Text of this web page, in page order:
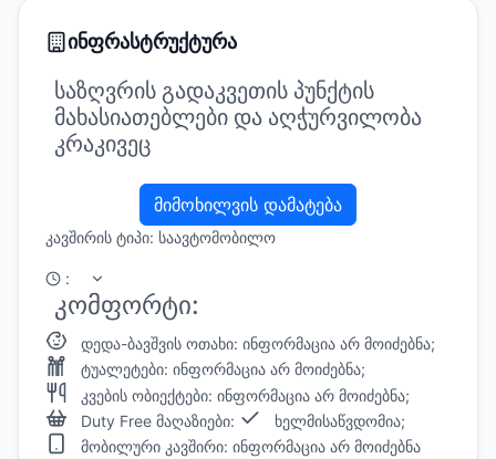
ინფრასტრუქტურა
საზღვრის გადაკვეთის პუნქტის
მახასიათებლები და აღჭურვილობა
კრაკივეც
მიმოხილვის დამატება
კავშირის ტიპი: საავტომობილო
:
კომფორტი:
დედა-ბავშვის ოთახი: ინფორმაცია არ მოიძებნა;
ტუალეტები: ინფორმაცია არ მოიძებნა;
კვების ობიექტები: ინფორმაცია არ მოიძებნა;
Duty Free მაღაზიები:
ხელმისაწვდომია;
მობილური კავშირი: ინფორმაცია არ მოიძებნა